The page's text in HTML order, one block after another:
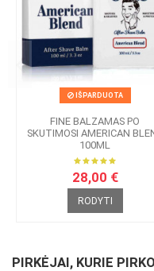
IŠPARDUOTA
FINE BALZAMAS PO
SKUTIMOSI AMERICAN
100ML
28,00 €
RODYTI
PIRKĖJAI, KURIE